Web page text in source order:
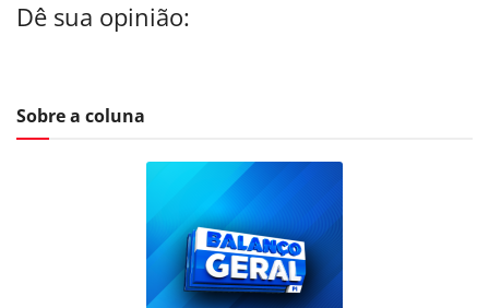
Dê sua opinião:
Sobre a coluna